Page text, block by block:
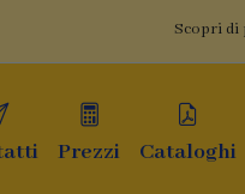
Scopri di
Prezzi Cataloghi